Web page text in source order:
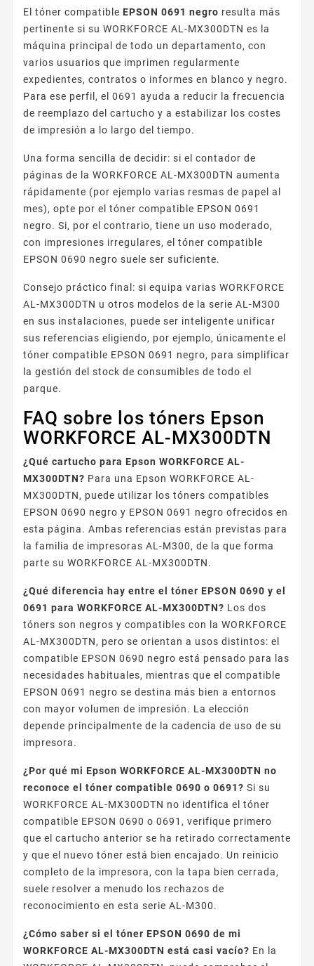
El tóner compatible EPSON 0691 negro resulta más
pertinente si su WORKFORCE AL-MX300DTN es la
máquina principal de todo un departamento, con
varios usuarios que imprimen regularmente
expedientes, contratos o informes en blanco y negro.
Para ese perfil, el 0691 ayuda a reducir la frecuencia
de reemplazo del cartucho y a estabilizar los costes
de impresión a lo largo del tiempo.
Una forma sencilla de decidir: si el contador de
páginas de la WORKFORCE AL-MX300DTN aumenta
rápidamente (por ejemplo varias resmas de papel al
mes), opte por el tóner compatible EPSON 0691
negro. Si, por el contrario, tiene un uso moderado,
con impresiones irregulares, el tóner compatible
EPSON 0690 negro suele ser suficiente.
Consejo práctico final: si equipa varias WORKFORCE
AL-MX300DTN u otros modelos de la serie AL-M300
en sus instalaciones, puede ser inteligente unificar
sus referencias eligiendo, por ejemplo, únicamente el
tóner compatible EPSON 0691 negro, para simplificar
la gestión del stock de consumibles de todo el
parque.
FAQ sobre los tóners Epson
WORKFORCE AL-MX300DTN
¿Qué cartucho para Epson WORKFORCE AL-
MX300DTN? Para una Epson WORKFORCE AL-
MX300DTN, puede utilizar los tóners compatibles
EPSON 0690 negro y EPSON 0691 negro ofrecidos en
esta página. Ambas referencias están previstas para
la familia de impresoras AL-M300, de la que forma
parte su WORKFORCE AL-MX300DTN.
¿Qué diferencia hay entre el tóner EPSON 0690 y el
0691 para WORKFORCE AL-MX300DTN? Los dos
tóners son negros y compatibles con la WORKFORCE
AL-MX300DTN, pero se orientan a usos distintos: el
compatible EPSON 0690 negro está pensado para las
necesidades habituales, mientras que el compatible
EPSON 0691 negro se destina más bien a entornos
con mayor volumen de impresión. La elección
depende principalmente de la cadencia de uso de su
impresora.
¿Por qué mi Epson WORKFORCE AL-MX300DTN no
reconoce el tóner compatible 0690 o 0691? Si su
WORKFORCE AL-MX300DTN no identifica el tóner
compatible EPSON 0690 o 0691, verifique primero
que el cartucho anterior se ha retirado correctamente
y que el nuevo tóner está bien encajado. Un reinicio
completo de la impresora, con la tapa bien cerrada,
suele resolver a menudo los rechazos de
reconocimiento en esta serie AL-M300.
¿Cómo saber si el tóner EPSON 0690 de mi
WORKFORCE AL-MX300DTN está casi vacío? En la